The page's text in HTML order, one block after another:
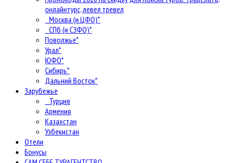
онлайнтурс, левел тревел
Москва (и ЦФО)*
СПб (и СЗФО)*
Поволжье*
Урал*
ЮФО*
Сибирь*
Дальний Восток*
Зарубежье
Турция
Армения
Казахстан
Узбекистан
Отели
Бонусы